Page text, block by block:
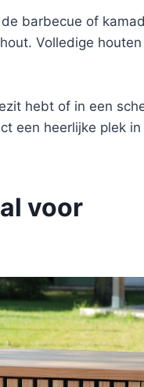
barbecue of
Volledige
hebt of in een
een heerlijke plek
voor